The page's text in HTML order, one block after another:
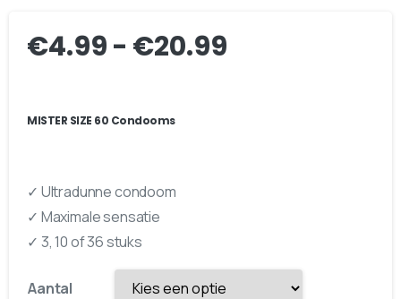
€4.99- €20.99
MISTER SIZE 60 Condooms
✓ Ultradunne condoom
✓ Maximale sensatie
✓ 3, 10 of 36 stuks
Aantal